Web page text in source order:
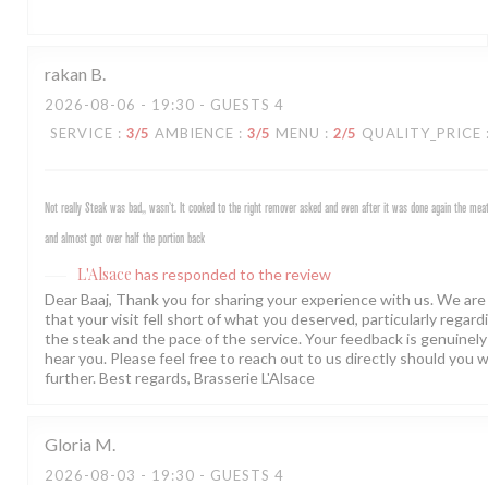
rakan B
2026-08-06 - 19:30 - GUESTS 4
SERVICE : 3/5 AMBIENCE : 3/5 MENU : 2/5 QUALITY_PRICE
Not really Steak was bad,, wasn’t. It cooked to the right remover asked and even after it was done again the
and almost got over half the portion back
L'Alsace has responded to the review
Dear Baaj, Thank you for sharing your experience with us. We
that your visit fell short of what you deserved, particularly
the steak and the pace of the service. Your feedback is
hear you. Please feel free to reach out to us directly should you
further. Best regards, Brasserie L'Alsace
Gloria M
2026-08-03 - 19:30 - GUESTS 4